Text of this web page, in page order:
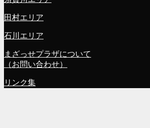
田村エリア
石川エリア
まざっせプラザについて
（お問い合わせ）
リンク集